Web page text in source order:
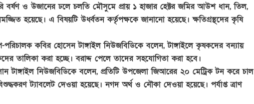
বর্ষণ ও উজানের ঢলে চলতি মৌসুমে প্রায় ১ হাজার হেক্টর জমির আউশ ধান, তিল,
হয়েছে। এ বিষয়টি উর্ধ্বতন কর্তৃপক্ষকে জানানো হয়েছে। ক্ষতিগ্রস্থদের কৃষি
পরিচালক কবির হোসেন টাঙ্গাইল নিউজবিডিকে বলেন, টাঙ্গাইলে কৃষকদের বন্যায়
তালিকা করা হচ্ছে। বরাদ্দ পেলে তাদের সহযোগিতা করা হবে।
টাঙ্গাইল নিউজবিডিকে বলেন, প্রতিটি উপজেলা জিআরের ২০ মেট্রিক টন করে চাল
ট্যাবলেট দেওয়া হয়েছে। নগদ অর্থ ও নৌকা দেওয়া হয়েছে। পর্যাপ্ত ত্রাণ